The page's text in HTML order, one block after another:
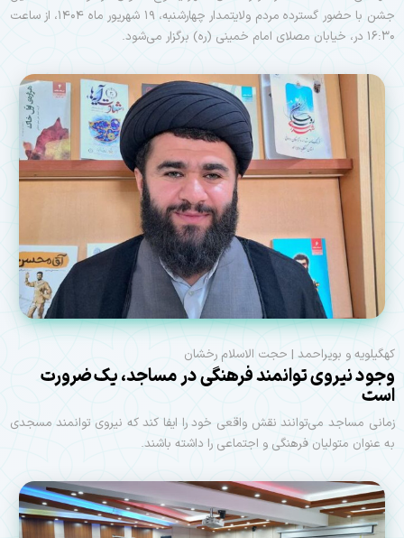
جشن با حضور گسترده مردم ولایتمدار چهارشنبه، ۱۹ شهریور ماه ۱۴۰۴، از ساعت
۱۶:۳۰ در، خیابان مصلای امام خمینی (ره) برگزار می‌شود.
کهگیلویه و بویراحمد | حجت الاسلام رخشان
وجود نیروی توانمند فرهنگی در مساجد، یک ضرورت
است
زمانی مساجد می‌توانند نقش واقعی خود را ایفا کند که نیروی توانمند مسجدی
به عنوان متولیان فرهنگی و اجتماعی را داشته باشند.